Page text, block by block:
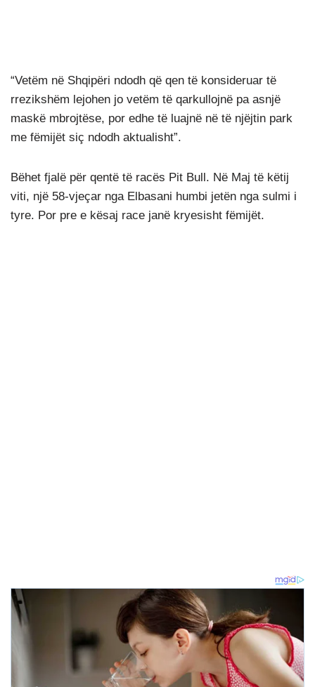
“Vetëm në Shqipëri ndodh që qen të konsideruar të
rrezikshëm lejohen jo vetëm të qarkullojnë pa asnjë
maskë mbrojtëse, por edhe të luajnë në të njëjtin park
me fëmijët siç ndodh aktualisht”.
Bëhet fjalë për qentë të racës Pit Bull. Në Maj të këtij
viti, një 58-vjeçar nga Elbasani humbi jetën nga sulmi i
tyre. Por pre e kësaj race janë kryesisht fëmijët.